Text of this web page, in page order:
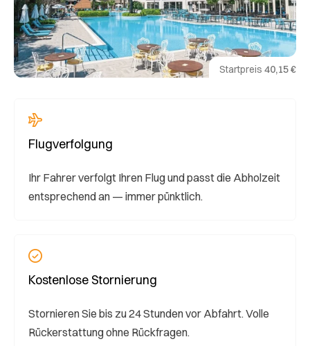
Startpreis 40,15 €
Flugverfolgung
Ihr Fahrer verfolgt Ihren Flug und passt die Abholzeit
entsprechend an — immer pünktlich.
Kostenlose Stornierung
Stornieren Sie bis zu 24 Stunden vor Abfahrt. Volle
Rückerstattung ohne Rückfragen.